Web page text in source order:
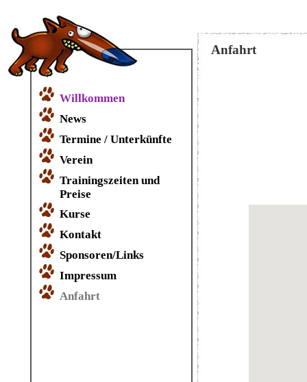
Willkommen
News
Termine / Unterkünfte
Verein
Trainingszeiten und
Preise
Kurse
Kontakt
Sponsoren/Links
Impressum
Anfahrt
Anfahrt